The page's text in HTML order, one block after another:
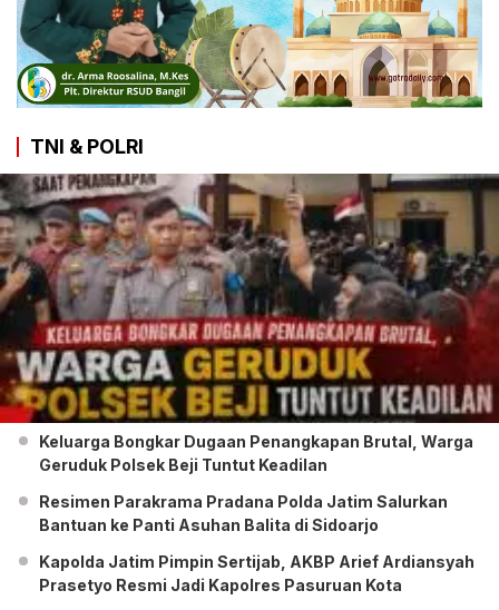
TNI & POLRI
Keluarga Bongkar Dugaan Penangkapan Brutal, Warga
Geruduk Polsek Beji Tuntut Keadilan
Resimen Parakrama Pradana Polda Jatim Salurkan
Bantuan ke Panti Asuhan Balita di Sidoarjo
Kapolda Jatim Pimpin Sertijab, AKBP Arief Ardiansyah
Prasetyo Resmi Jadi Kapolres Pasuruan Kota